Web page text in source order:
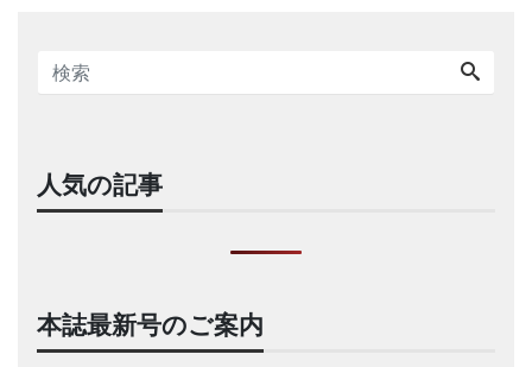
人気の記事
本誌最新号のご案内